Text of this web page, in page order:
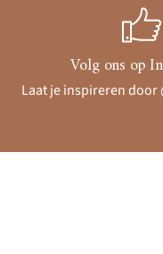
Volg ons op
Laat je inspireren door